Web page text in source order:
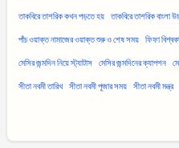
তাকবিরে তাশরিক কখন পড়তে হয় তাকবিরে তাশরিক বাংলা
পাঁচ ওয়াক্ত নামাজের ওয়াক্ত শুরু ও শেষ সময় ফিফা
মেসির জন্মদিন নিয়ে স্ট্যাটাস মেসির জন্মদিনের ক্যাপশন
সীতা নবমী তারিখ সীতা নবমী পূজার সময় সীতা নবমী মন্ত্র